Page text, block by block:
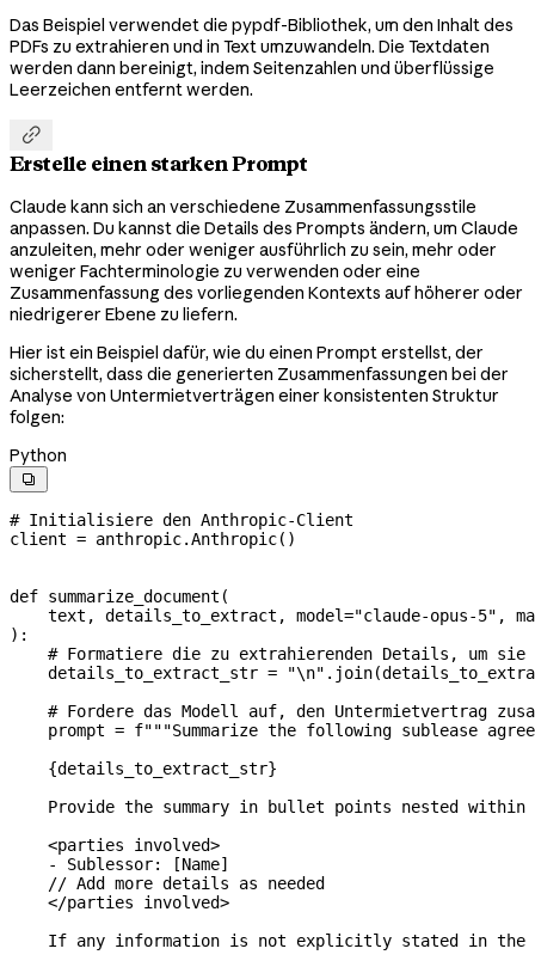
Das Beispiel verwendet die pypdf-Bibliothek, um den Inhalt des
PDFs zu extrahieren und in Text umzuwandeln. Die Textdaten
werden dann bereinigt, indem Seitenzahlen und überflüssige
Leerzeichen entfernt werden.

Erstelle einen starken Prompt
Claude kann sich an verschiedene Zusammenfassungsstile
anpassen. Du kannst die Details des Prompts ändern, um Claude
anzuleiten, mehr oder weniger ausführlich zu sein, mehr oder
weniger Fachterminologie zu verwenden oder eine
Zusammenfassung des vorliegenden Kontexts auf höherer oder
niedrigerer Ebene zu liefern.
Hier ist ein Beispiel dafür, wie du einen Prompt erstellst, der
sicherstellt, dass die generierten Zusammenfassungen bei der
Analyse von Untermietverträgen einer konsistenten Struktur
folgen:
Python

# Initialisiere den Anthropic-Client
client = anthropic.Anthropic()
def summarize_document (
    text
, details_to_extract , model="claude-opus-5" ,
):
# Formatiere die zu extrahierenden Details, um
    details_to_extract_str
= "\n"
# Fordere das Modell auf, den Untermietvertrag
    prompt
= f"""Summarize the following sublease
    {
details_to_extract_str}
Provide the summary in bullet points nested
    <parties involved>
    - Sublessor: [Name]
    // Add more details as needed
    </parties involved>
If any information is not explicitly stated in